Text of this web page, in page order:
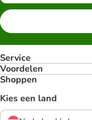
Service
Voordelen
Shoppen
Kies een land